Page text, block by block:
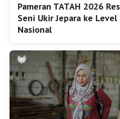
Pameran TATAH 2026
Seni Ukir Jepara ke
Nasional